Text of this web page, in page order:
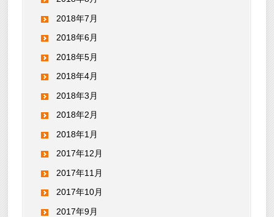
2018年7月
2018年6月
2018年5月
2018年4月
2018年3月
2018年2月
2018年1月
2017年12月
2017年11月
2017年10月
2017年9月